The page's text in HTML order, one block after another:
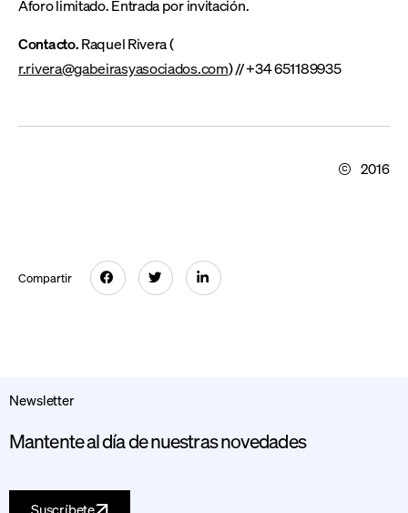
Aforo limitado. Entrada por invitación.
Contacto.Raquel Rivera (
r.rivera@gabeirasyasociados.com) // +34 651189935
2016
Compartir
Newsletter
Mantente al día de nuestras novedades